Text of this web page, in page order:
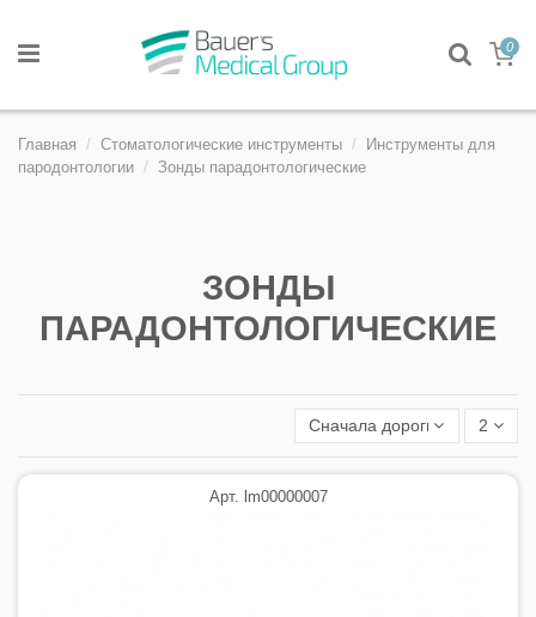
0
Главная Стоматологические инструменты
Инструменты для
пародонтологии
Зонды парадонтологические
ЗОНДЫ
ПАРАДОНТОЛОГИЧЕСКИЕ
Сначала дорогие 2
Арт. lm00000007